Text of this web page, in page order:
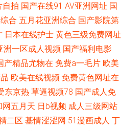
小视频 久久国产精品色婷婷 91草草激
视频在线观看 91影院在线 欧美黑白配
一二区 欧美色色欧美sss 91胖次 成人
91视频欧美 蜜桃TV性爱视频 91n免费
91色鸡免费游戏入口 精品视频首页
自拍 国产在线91 AV亚洲网址 国
合 五月花亚洲综合 国产影院第
日本在线护士 黄色三级免费网址
洲一区成人视频 国产福利电影
产精品尤物在 免费a一毛片 欧美
欧美在线视频 免费黄色网址在
东京热 草逼视频78 国产成人免
网五月天 日b视频 成人三级网站
二区 基情涩涩网 51漫画成人 丁